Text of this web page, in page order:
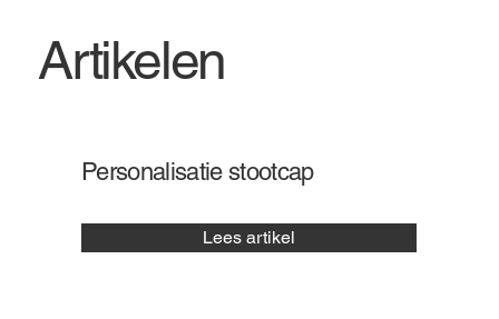
Personalisatie stootcap
Lees artikel
Artikelen